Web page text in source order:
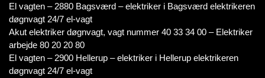
El vagten – 2880 Bagsværd – elektriker i Bagsværd elektrikeren
døgnvagt 24/7 el-vagt
Akut elektriker døgnvagt, vagt nummer 40 33 34 00 – Elektriker
arbejde 80 20 20 80
El vagten – 2900 Hellerup – elektriker i Hellerup elektrikeren
døgnvagt 24/7 el-vagt